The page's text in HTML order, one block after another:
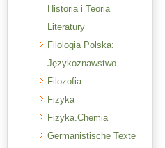
Historia i Teoria
Literatury
Filologia Polska:
Językoznawstwo
Filozofia
Fizyka
Fizyka.Chemia
Germanistische Texte